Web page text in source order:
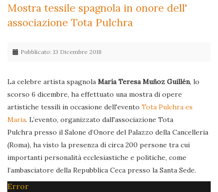
Mostra tessile spagnola in onore dell'
associazione Tota Pulchra
Pubblicato: 13 Dicembre 2018
La celebre artista spagnola María Teresa Muñoz Guillén, lo
scorso 6 dicembre, ha effettuato una mostra di opere
artistiche tessili in occasione dell'evento Tota Pulchra es
Maria. L’evento, organizzato dall'associazione Tota
Pulchra presso il Salone d’Onore del Palazzo della Cancelleria
(Roma), ha visto la presenza di circa 200 persone tra cui
importanti personalità ecclesiastiche e politiche, come
l’ambasciatore della Repubblica Ceca presso la Santa Sede.
Error